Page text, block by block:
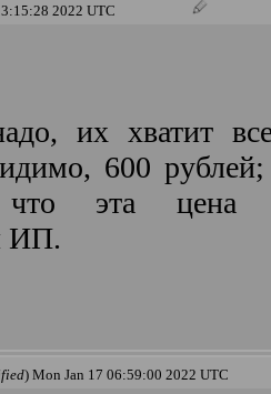
2022 UTC
их хватит
600
эта цена
ИП.
) Mon Jan 17 06:59:00 2022 UTC